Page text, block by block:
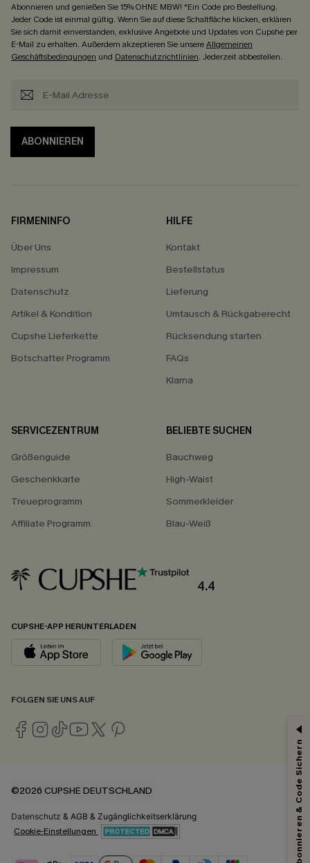
Abonnieren und genießen Sie 15% OHNE MBW! *Ein Code pro Bestellung.
Jeder Code ist einmal gültig. Wenn Sie auf diese Schaltfläche klicken, erklären
Sie sich damit einverstanden, exklusive Angebote und Updates von Cupshe per
E-Mail zu erhalten. Außerdem akzeptieren Sie unsereAllgemeinen
Geschäftsbedingungen und Datenschutzrichtlinien. Jederzeit abbestellen.
ABONNIEREN
FIRMENINFO
Über Uns
Impressum
Datenschutz
Artikel & Kondition
Cupshe Lieferkette
Botschafter Programm
HILFE
Kontakt
Bestellstatus
Lieferung
Umtausch & Rückgaberecht
Rücksendung starten
FAQs
Klarna
SERVICEZENTRUM
Größenguide
Geschenkkarte
Treueprogramm
Affiliate Programm
BELIEBTE SUCHEN
Bauchweg
High-Waist
Sommerkleider
Blau-Weiß
4.4
CUPSHE-APP HERUNTERLADEN
FOLGEN SIE UNS AUF
©2026 CUPSHE DEUTSCHLAND
Datenschutz & AGB & Zugänglichkeitserklärung
Cookie-Einstellungen Abonnieren & Code Sichern